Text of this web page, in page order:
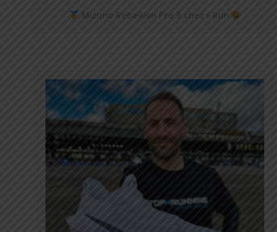
Mizuno Rebellion Pro 3 chez i-Run